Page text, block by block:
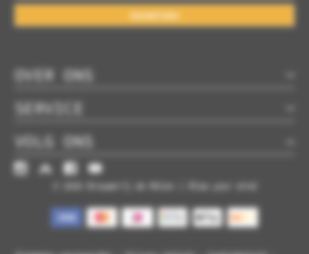
Aanmelden
OVER ONS
SERVICE
VOLG ONS
© 2026 Brouwerij de Molen | Blow your mind